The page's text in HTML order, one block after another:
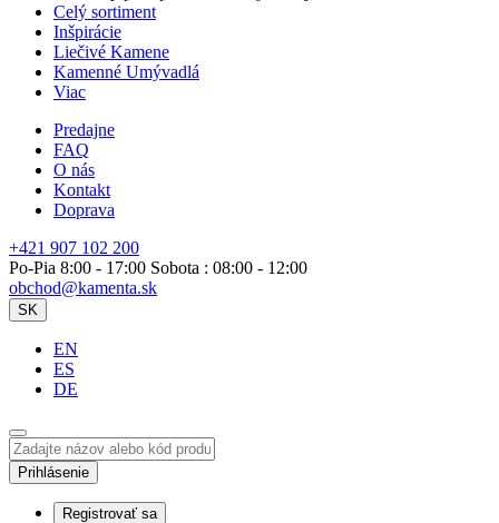
Celý sortiment
Inšpirácie
Liečivé Kamene
Kamenné Umývadlá
Viac
Predajne
FAQ
O nás
Kontakt
Doprava
+421 907 102 200
Po-Pia 8:00 - 17:00 Sobota : 08:00 - 12:00
obchod@kamenta.sk
SK
EN
ES
DE
Prihlásenie
Registrovať sa